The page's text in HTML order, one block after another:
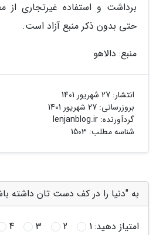
برداشت و استفاده غیرتجاری
حتی بدون ذکر منبع آزاد است.
منبع: دالاهو
انتشار: 27 شهریور 1401
بروزرسانی: 27 شهریور 1401
گردآورنده: lenjanblog.ir
شناسه مطلب: 1503
به "دنیا را در کف دست تان داشته
امتیاز دهید:1
2
3
4